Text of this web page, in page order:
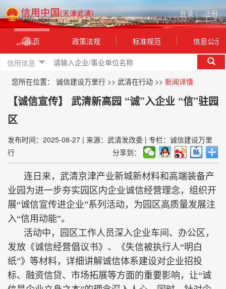
登录| 注册
首 页 政策法规 标准规范 信息公示
信用信息
您所在位置： 诚信建设万里行 >> 武清在行动 >> 新闻详情
【诚信宣传】 武清新高园 “诚”入企业 “信”驻园
区
发布时间：2025-08-27 | 来源：武清发改委 | 专栏：诚信建设万里
行
分享到：
连日来，武清京津产业新城新材料和高端装备产
业园为进一步夯实园区内企业诚信经营理念，组织开
展“诚信宣传进企业”系列活动，为园区高质量发展注
入“信用动能”。
活动中，园区工作人员深入企业车间、办公区，
发放《诚信经营倡议书》、《失信被执行人“明白
纸”》等材料，详细讲解诚信体系建设对企业招投
标、融资信贷、市场拓展等方面的重要影响，让“诚